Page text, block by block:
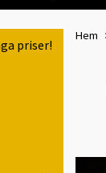
priser!
Hem